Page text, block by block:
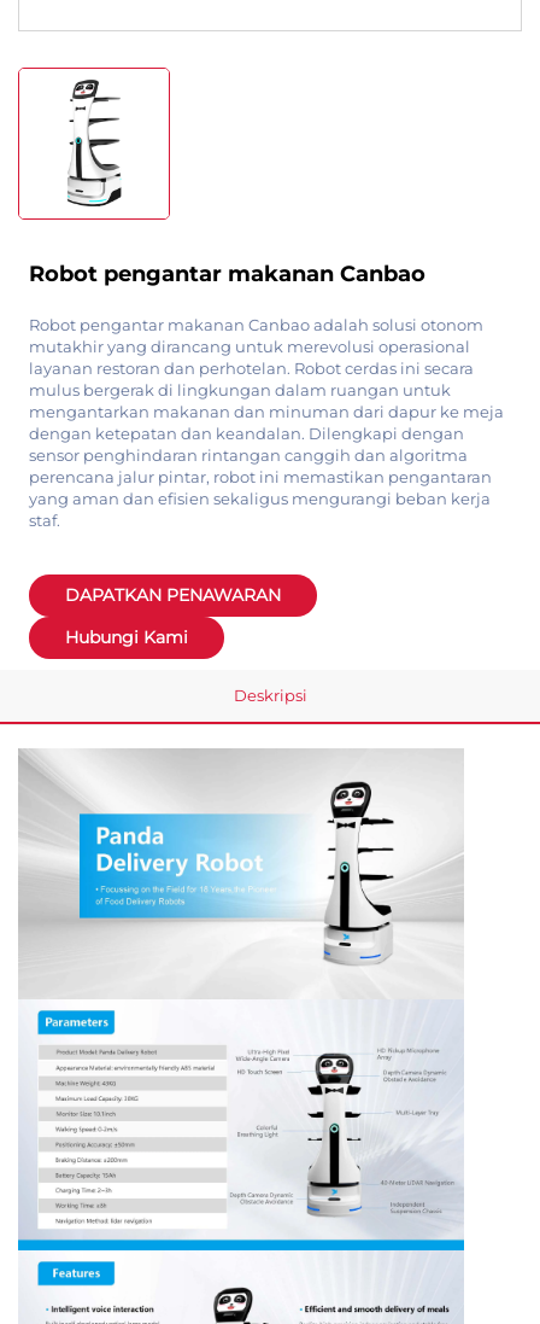
Robot pengantar makanan Canbao
Robot pengantar makanan Canbao adalah solusi otonom
mutakhir yang dirancang untuk merevolusi operasional
layanan restoran dan perhotelan. Robot cerdas ini secara
mulus bergerak di lingkungan dalam ruangan untuk
mengantarkan makanan dan minuman dari dapur ke meja
dengan ketepatan dan keandalan. Dilengkapi dengan
sensor penghindaran rintangan canggih dan algoritma
perencana jalur pintar, robot ini memastikan pengantaran
yang aman dan efisien sekaligus mengurangi beban kerja
staf.
DAPATKAN PENAWARAN
Hubungi Kami
Deskripsi